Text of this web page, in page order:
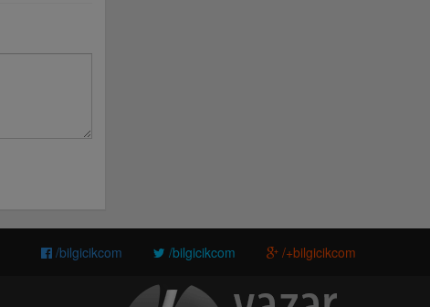
/bilgicikcom /bilgicikcom /+bilgicikcom